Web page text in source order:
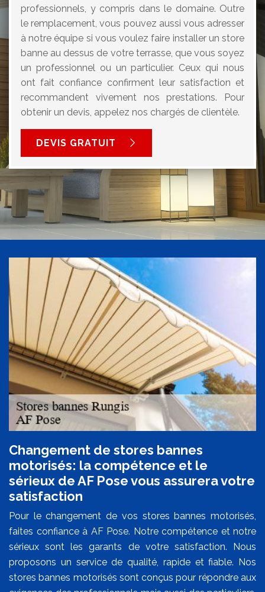
professionnels, y compris dans le domaine. Outre
le remplacement, vous pouvez aussi vous adresser
à notre équipe si vous voulez faire installer un store
banne au dessus de votre terrasse, que vous soyez
un professionnel ou un particulier. Ceux qui nous
ont fait confiance confirment leur satisfaction et
recommandent vivement nos prestations. Pour
obtenir un devis, appelez nos chargés de clientèle.
DEVIS GRATUIT
Changement de stores bannes
motorisés: la compétence et le
sérieux de AF Pose vous assurera votre
satisfaction
Pour le changement de vos stores bannes motorisés,
faites confiance à AF Pose. Notre compétence et notre
sérieux sont les garants de votre satisfaction. Nous
proposons un service de qualité, rapide et fiable. Nos
stores bannes motorisés sont conçus pour répondre aux